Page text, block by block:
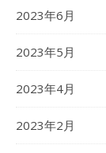
2023年6月
2023年5月
2023年4月
2023年2月